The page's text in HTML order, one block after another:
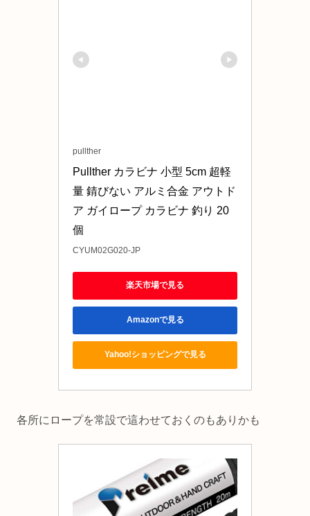
pullther
Pullther カラビナ 小型 5cm 超軽
量 錆びない アルミ合金 アウトド
ア ガイロープ カラビナ 釣り 20
個
CYUM02G020-JP
楽天市場で見る
Amazonで見る
Yahoo!ショッピングで見る
各所にロープを常設で這わせておくのもありかも